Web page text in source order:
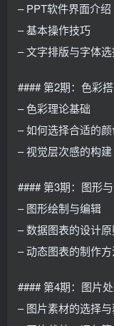
– PPT软件界面介绍
– 基本操作技巧
– 文字排版与字体
#### 第2期：色彩
– 色彩理论基础
– 如何选择合适的
– 视觉层次感的构建
#### 第3期：图形
– 图形绘制与编辑
– 数据图表的设计原
– 动态图表的制作方
#### 第4期：图片
– 图片素材的选择